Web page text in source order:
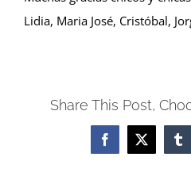
Lidia, Maria José, Cristóbal,
Share This Post,
Facebook
X